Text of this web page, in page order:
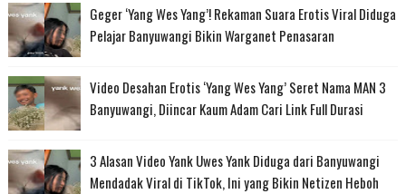
Geger ‘Yang Wes Yang’! Rekaman Suara Erotis Viral Diduga
Pelajar Banyuwangi Bikin Warganet Penasaran
Video Desahan Erotis ‘Yang Wes Yang’ Seret Nama MAN 3
Banyuwangi, Diincar Kaum Adam Cari Link Full Durasi
3 Alasan Video Yank Uwes Yank Diduga dari Banyuwangi
Mendadak Viral di TikTok, Ini yang Bikin Netizen Heboh